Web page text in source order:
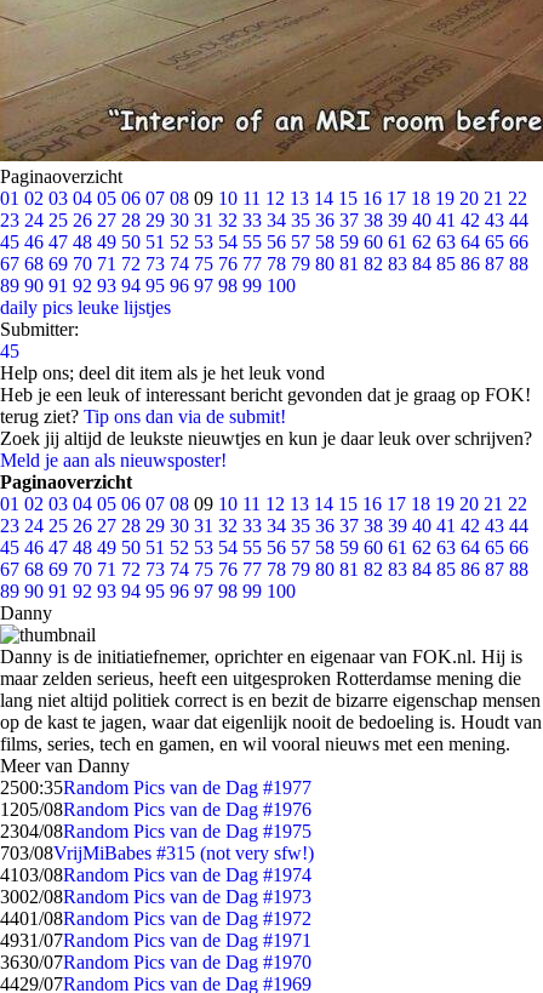
Paginaoverzicht
01 02 03 04 05 06 07 08 09 10 11 12 13 14 15 16 17 18 19 20 21 22
23 24 25 26 27 28 29 30 31 32 33 34 35 36 37 38 39 40 41 42 43 44
45 46 47 48 49 50 51 52 53 54 55 56 57 58 59 60 61 62 63 64 65 66
67 68 69 70 71 72 73 74 75 76 77 78 79 80 81 82 83 84 85 86 87 88
89 90 91 92 93 94 95 96 97 98 99 100
daily pics leuke lijstjes
Submitter:
45
Help ons; deel dit item als je het leuk vond
Heb je een leuk of interessant bericht gevonden dat je graag op FOK!
terug ziet? Tip ons dan via de submit!
Zoek jij altijd de leukste nieuwtjes en kun je daar leuk over schrijven?
Meld je aan als nieuwsposter!
Paginaoverzicht
01 02 03 04 05 06 07 08 09 10 11 12 13 14 15 16 17 18 19 20 21 22
23 24 25 26 27 28 29 30 31 32 33 34 35 36 37 38 39 40 41 42 43 44
45 46 47 48 49 50 51 52 53 54 55 56 57 58 59 60 61 62 63 64 65 66
67 68 69 70 71 72 73 74 75 76 77 78 79 80 81 82 83 84 85 86 87 88
89 90 91 92 93 94 95 96 97 98 99 100
Danny
Danny is de initiatiefnemer, oprichter en eigenaar van FOK.nl. Hij is
maar zelden serieus, heeft een uitgesproken Rotterdamse mening die
lang niet altijd politiek correct is en bezit de bizarre eigenschap mensen
op de kast te jagen, waar dat eigenlijk nooit de bedoeling is. Houdt van
films, series, tech en gamen, en wil vooral nieuws met een mening.
Meer van Danny
2500:35Random Pics van de Dag #1977
1205/08Random Pics van de Dag #1976
2304/08Random Pics van de Dag #1975
703/08VrijMiBabes #315 (not very sfw!)
4103/08Random Pics van de Dag #1974
3002/08Random Pics van de Dag #1973
4401/08Random Pics van de Dag #1972
4931/07Random Pics van de Dag #1971
3630/07Random Pics van de Dag #1970
4429/07Random Pics van de Dag #1969